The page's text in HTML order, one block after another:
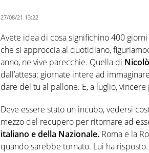
27/08/21 13:22
Avete idea di cosa significhino 400
che si approccia al quotidiano,
anno, ne vive parecchie. Quella di
dall’attesa: giornate intere ad
dare del tu al pallone. E, a luglio, vincere
Deve essere stato un incubo, vedersi
mezzo del recupero per ritornare ad
italiano e della Nazionale. Roma e la
quando sarebbe tornato. Lui ha risposto.